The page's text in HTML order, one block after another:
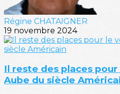
Régine CHATAIGNER
19 novembre 2024
Il reste des places pour
Aube du siècle